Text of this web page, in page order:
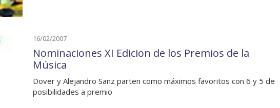
16/02/2007
Nominaciones XI Edicion de los Premios de la
Música
Dover y Alejandro Sanz parten como máximos favoritos con 6 y 5 de
posibilidades a premio